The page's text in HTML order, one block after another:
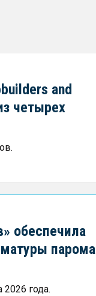
and
четырех
обеспечила
парома
2026 года.